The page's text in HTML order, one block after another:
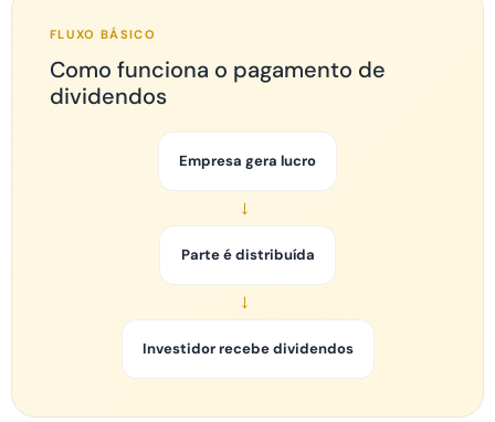
FLUXO BÁSICO
Como funciona o pagamento de
dividendos
Empresa gera lucro
→
Parte é distribuída
→
Investidor recebe dividendos